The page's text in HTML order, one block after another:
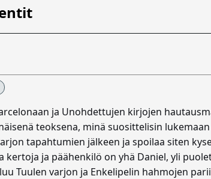
ja Unohdettujen kirjojen
teoksena, minä suosittelisin
tapahtumien jälkeen ja spoilaa siten
kertoja ja päähenkilö on yhä Daniel, yli
Tuulen varjon ja Enkelipelin hahmojen